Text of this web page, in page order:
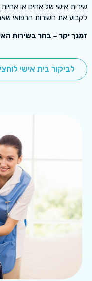
שירות אישי של אחים או
לקבוע את השירות הרפואי
זמנך יקר – בחר בשירות
לביקור בית אישי